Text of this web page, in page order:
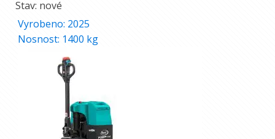
Stav: nové
Vyrobeno: 2025
Nosnost: 1400 kg